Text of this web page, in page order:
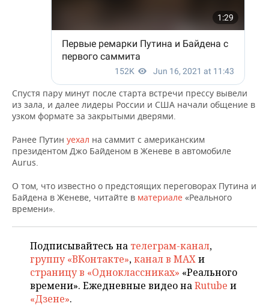
Спустя пару минут после старта встречи прессу вывели
из зала, и далее лидеры России и США начали общение в
узком формате за закрытыми дверями.
Ранее Путин уехал на саммит с американским
президентом Джо Байденом в Женеве в автомобиле
Aurus.
О том, что известно о предстоящих переговорах Путина и
Байдена в Женеве, читайте в материале «Реального
времени».
Подписывайтесь на телеграм-канал,
группу «ВКонтакте»,канал в MAXи
страницу в «Одноклассниках» «Реального
времени». Ежедневные видео наRutube и
«Дзене».